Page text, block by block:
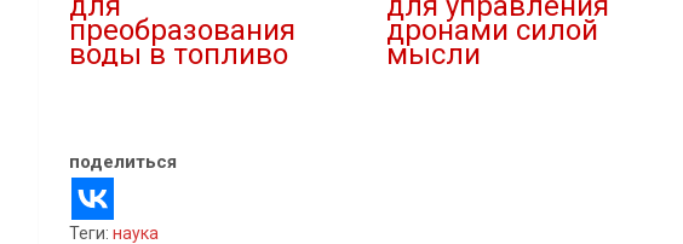
преобразования
воды в топливо
дронами силой
мысли
поделиться
Теги: наука